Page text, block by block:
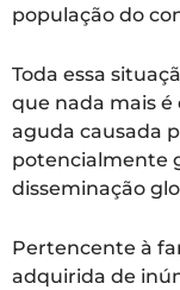
população do
Toda essa
que nada mais
aguda causada
potencialmente
disseminação
Pertencente à
adquirida de